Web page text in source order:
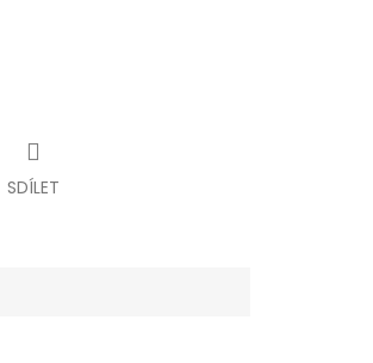
SDÍLET